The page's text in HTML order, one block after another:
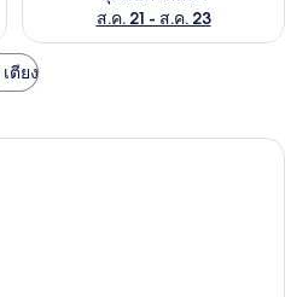
ส.ค. 21 - ส.ค. 23
ตียง
เครื่องนอนระดับพรีเมียม, มินิบาร์ฟรี,